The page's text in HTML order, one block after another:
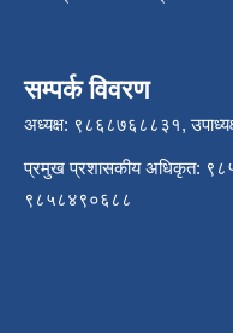
सम्पर्क विवरण
अध्यक्ष: ९८६८७६८८३१,
प्रमुख प्रशासकीय अधिकृत:
९८५८४९०६८८